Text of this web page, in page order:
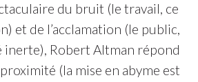
du bruit (le travail, ce
et de l’acclamation (le public,
Robert Altman répond
(la mise en abyme est